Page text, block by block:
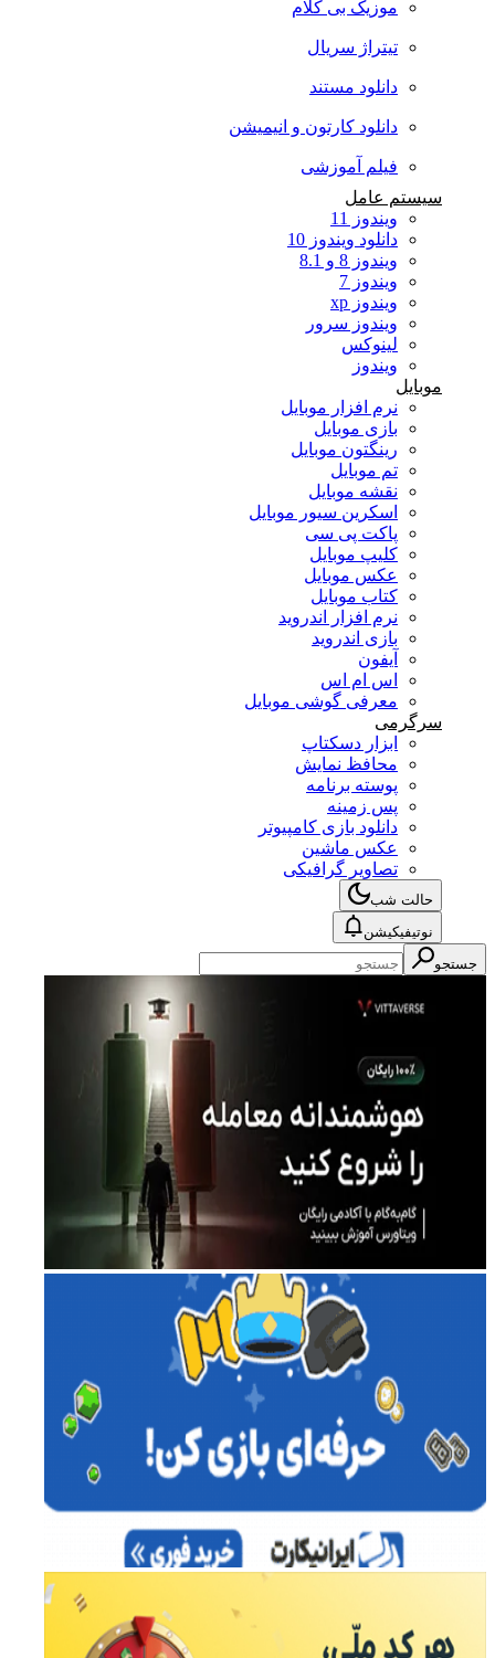
موزیک بی کلام
تیتراژ سریال
دانلود مستند
دانلود کارتون و انیمیشن
فیلم آموزشی
سیستم عامل
ویندوز 11
دانلود ویندوز 10
ویندوز 8 و 8.1
ویندوز 7
ویندوز xp
ویندوز سرور
لینوکس
ویندوز
موبایل
نرم افزار موبایل
بازی موبایل
رینگتون موبایل
تم موبایل
نقشه موبایل
اسکرین سیور موبایل
پاکت پی سی
کلیپ موبایل
عکس موبایل
کتاب موبایل
نرم افزار اندروید
بازی اندروید
آیفون
اس ام اس
معرفی گوشی موبایل
سرگرمی
ابزار دسکتاپ
محافظ نمایش
پوسته برنامه
پس زمینه
دانلود بازی کامپیوتر
عکس ماشین
تصاویر گرافیکی
حالت شب
نوتیفیکیشن
جستجو